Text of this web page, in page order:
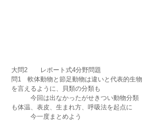
大問2　　レポート式4分野問題
問1　軟体動物と節足動物は違いと代表的生物
を言えるように、貝類の分類も
今回は出なかったがせきつい動物分類
も体温、表皮、生まれ方、呼吸法を起点に
今一度まとめよう